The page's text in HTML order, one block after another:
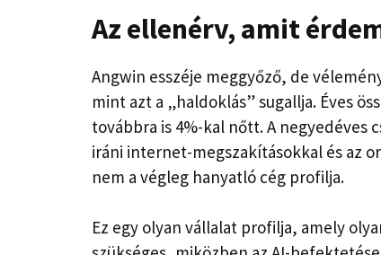
Az ellenérv, amit
Angwin esszéje meggyőző, de
mint azt a „haldoklás” sugallja. Éves
továbbra is 4%-kal nőtt. A negyedéves
iráni internet-megszakításokkal és az
nem a végleg hanyatló cég profilja.
Ez egy olyan vállalat profilja, amely